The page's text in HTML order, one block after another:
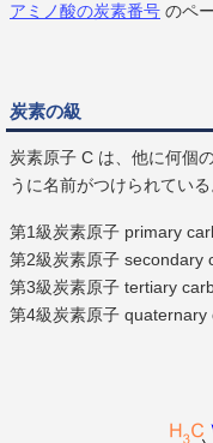
アミノ酸の炭素番号 のペ
炭素の級
炭素原子 C は、他に何個
うに名前がつけられている
第1級炭素原子 primary
第2級炭素原子 secondary
第3級炭素原子 tertiary
第4級炭素原子 quaternary